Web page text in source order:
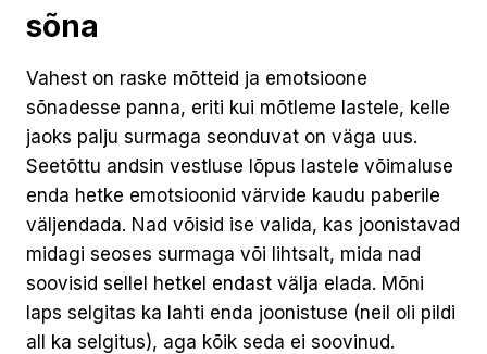
sõna
Vahest on raske mõtteid ja emotsioone
sõnadesse panna, eriti kui mõtleme lastele, kelle
jaoks palju surmaga seonduvat on väga uus.
Seetõttu andsin vestluse lõpus lastele võimaluse
enda hetke emotsioonid värvide kaudu paberile
väljendada. Nad võisid ise valida, kas joonistavad
midagi seoses surmaga või lihtsalt, mida nad
soovisid sellel hetkel endast välja elada. Mõni
laps selgitas ka lahti enda joonistuse (neil oli pildi
all ka selgitus), aga kõik seda ei soovinud.